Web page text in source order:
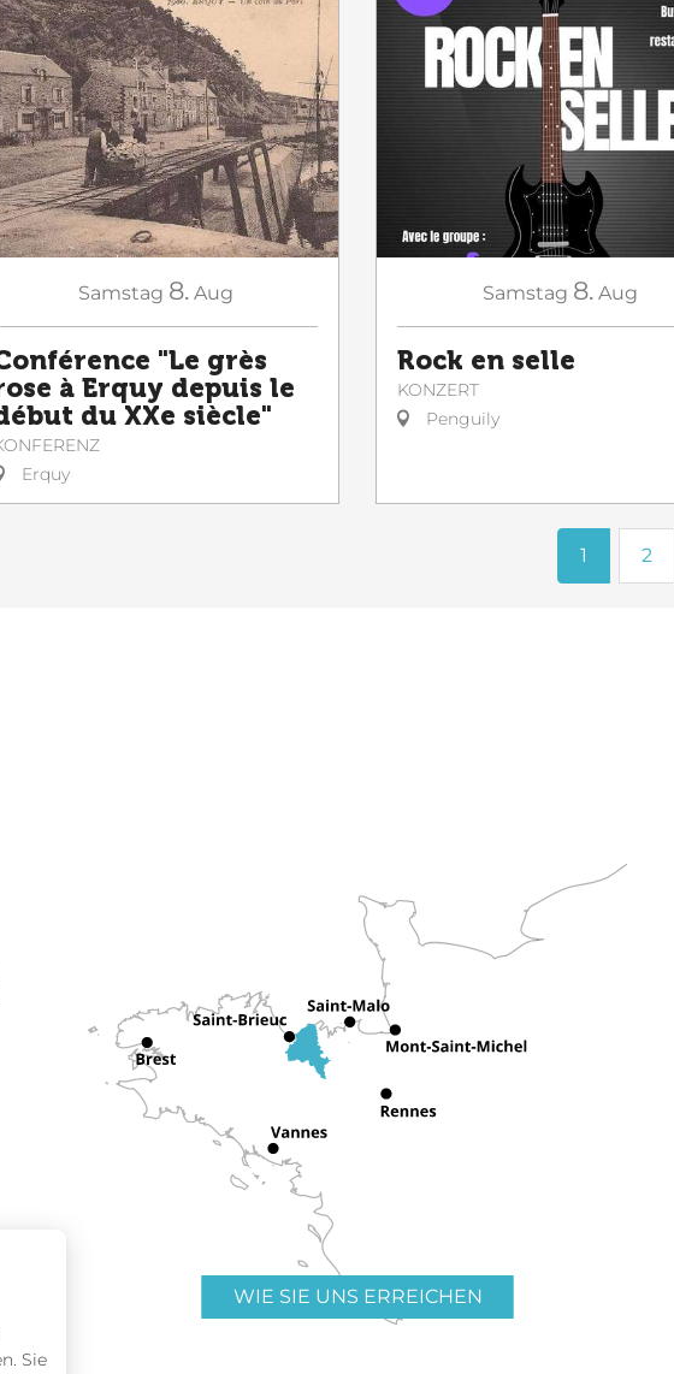
Samstag 8. Aug
"Le grès
à Erquy depuis le
du XXe siècle"
Erquy
Samstag 8. Aug
Rock en selle
KONZERT
Penguily
1 2
WIE SIE UNS ERREICHEN
Sie